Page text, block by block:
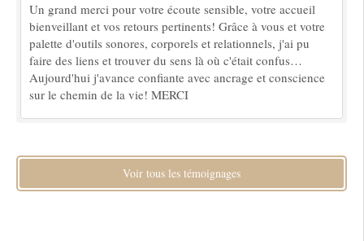
Un grand merci pour votre écoute sensible, votre accueil
bienveillant et vos retours pertinents! Grâce à vous et votre
palette d'outils sonores, corporels et relationnels, j'ai pu
faire des liens et trouver du sens là où c'était confus…
Aujourd'hui j'avance confiante avec ancrage et conscience
sur le chemin de la vie! MERCI
Voir tous les témoignages